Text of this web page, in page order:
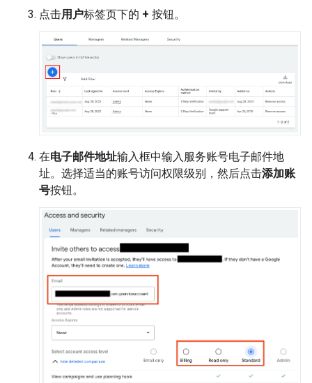
点击用户标签页下的 + 按钮。
在电子邮件地址输入框中输入服务账号电子邮件地
址。选择适当的账号访问权限级别，然后点击添加账
号按钮。